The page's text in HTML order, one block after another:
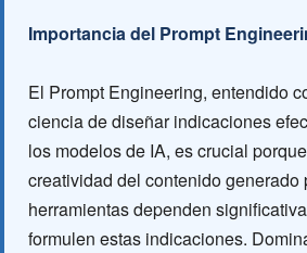
Importancia del Prompt
El Prompt Engineering, entendido
ciencia de diseñar indicaciones
los modelos de IA, es crucial
creatividad del contenido generado
herramientas dependen
formulen estas indicaciones.